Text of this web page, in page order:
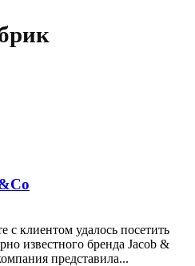
с клиентом удалось посетить
известного бренда Jacob &
представила...